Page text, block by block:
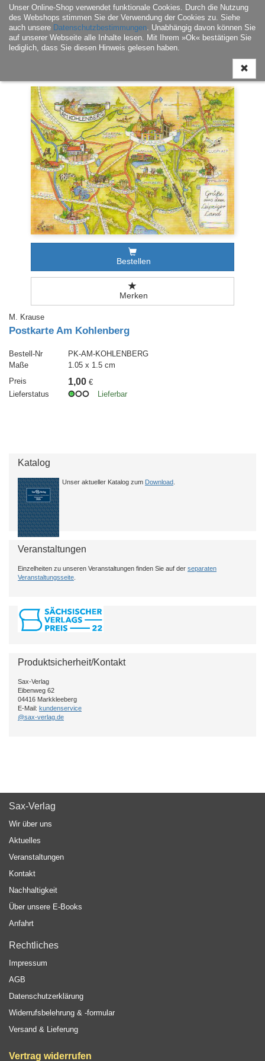
Unser Online-Shop verwendet funktionale Cookies. Durch die Nutzung
des Webshops stimmen Sie der Verwendung der Cookies zu. Siehe
auch unsere Datenschutzbestimmungen. Unabhängig davon können Sie
auf unserer Webseite alle Inhalte lesen. Mit Ihrem »Ok« bestätigen Sie
lediglich, dass Sie diesen Hinweis gelesen haben.
ein-/
Bestellen
Merken
M. Krause
Postkarte Am Kohlenberg
Bestell-Nr
PK-AM-KOHLENBERG
Maße
1.05 x 1.5 cm
Preis
1,00 €
Lieferstatus
Lieferbar
Katalog
Unser aktueller Katalog zum Download
Veranstaltungen
Einzelheiten zu unseren Veranstaltungen finden Sie auf der separaten
Veranstaltungsseite
Produktsicherheit/Kontakt
Sax-Verlag
Eibenweg 62
04416 Markkleeberg
E-Mail: kundenservice
@sax-verlag.de
Sax-Verlag
Wir über uns
Aktuelles
Veranstaltungen
Kontakt
Nachhaltigkeit
Über unsere E-Books
Anfahrt
Rechtliches
Impressum
AGB
Datenschutzerklärung
Widerrufsbelehrung & -formular
Versand & Lieferung
Vertrag widerrufen